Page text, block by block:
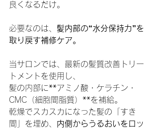
良くなるだけ。
必要なのは、 髪内部の“水分保持力”を
取り戻す補修ケア。
当サロンでは、最新の髪質改善トリー
トメントを使用し、
髪の内部に**アミノ酸・ケラチン・
CMC（細胞間脂質）**を補給。
乾燥でスカスカになった髪の「すき
間」を埋め、 内側からうるおいをロッ